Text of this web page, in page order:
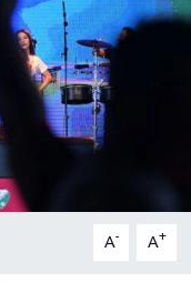
A- A+